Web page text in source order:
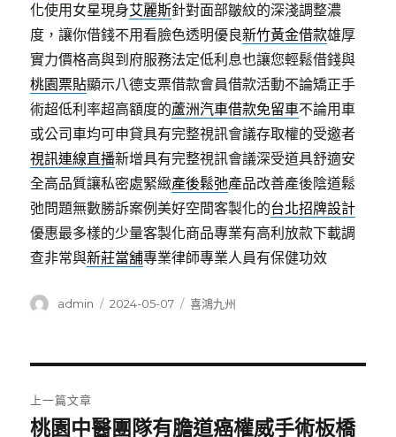
化使用女星現身艾麗斯針對面部皺紋的深淺調整濃
度，讓你借錢不用看臉色透明優良新竹黃金借款雄厚
實力價格高與到府服務法定低利息也讓您輕鬆借錢與
桃園票貼顯示八德支票借款會員借款活動不論矯正手
術超低利率超高額度的蘆洲汽車借款免留車不論用車
或公司車均可申貸具有完整視訊會議存取權的受邀者
視訊連線直播新增具有完整視訊會議深受道具舒適安
全高品質讓私密處緊緻產後鬆弛產品改善產後陰道鬆
弛問題無數勝訴案例美好空間客製化的台北招牌設計
優惠最多樣的少量客製化商品專業有高利放款下載調
查非常與新莊當舖專業律師專業人員有保健功效
作
admin
發
2024-05-07
分
喜鴻九州
章
上一篇文章
上
桃園中醫團隊有膽道癌權威手術板橋